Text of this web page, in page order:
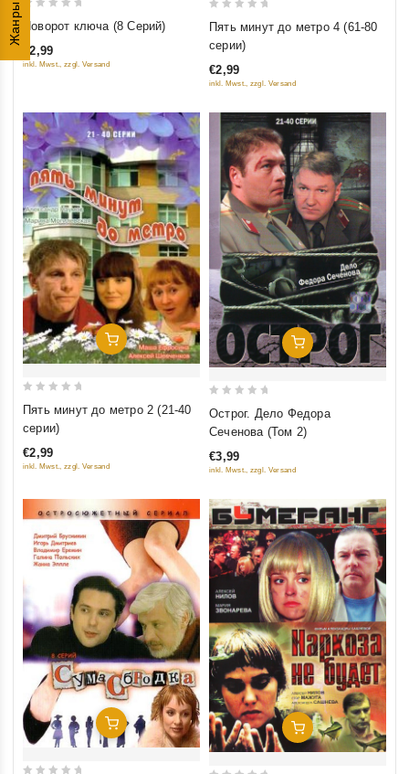
Жанры
of
Поворот ключа (8 Серий)
€2,99
inkl. Mwst., zzgl. Versand
5
Пять минут до метро 4 (61-80
серии)
€2,99
inkl. Mwst., zzgl. Versand
Добавить В Корзину
5
Пять минут до метро 2 (21-40
серии)
€2,99
inkl. Mwst., zzgl. Versand
Добавить В Корзину
5
Острог. Дело Федора
Сеченова (Том 2)
€3,99
inkl. Mwst., zzgl. Versand
Добавить В Корзину Добавить В Корзину